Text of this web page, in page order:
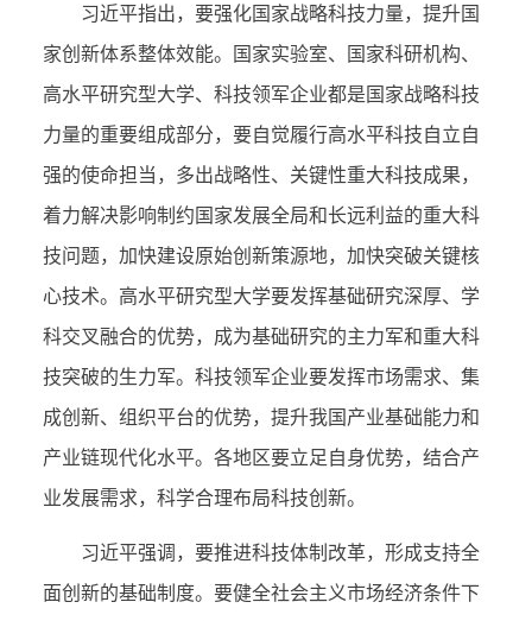
习近平指出，要强化国家战略科技力量，提升国
家创新体系整体效能。国家实验室、国家科研机构、
高水平研究型大学、科技领军企业都是国家战略科技
力量的重要组成部分，要自觉履行高水平科技自立自
强的使命担当，多出战略性、关键性重大科技成果，
着力解决影响制约国家发展全局和长远利益的重大科
技问题，加快建设原始创新策源地，加快突破关键核
心技术。高水平研究型大学要发挥基础研究深厚、学
科交叉融合的优势，成为基础研究的主力军和重大科
技突破的生力军。科技领军企业要发挥市场需求、集
成创新、组织平台的优势，提升我国产业基础能力和
产业链现代化水平。各地区要立足自身优势，结合产
业发展需求，科学合理布局科技创新。
习近平强调，要推进科技体制改革，形成支持全
面创新的基础制度。要健全社会主义市场经济条件下